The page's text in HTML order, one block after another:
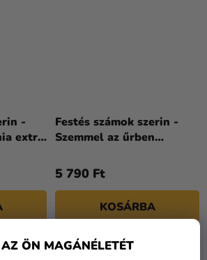
ÖN MAGÁNÉLETÉT
-
extra
50
Festés számok szerin -
Szemmel az űrben
cm
5 790 Ft
KOSÁRBA